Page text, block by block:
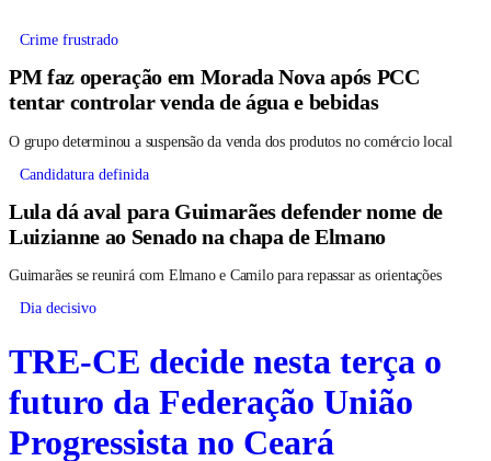
Crime frustrado
PM faz operação em Morada Nova após PCC
tentar controlar venda de água e bebidas
O grupo determinou a suspensão da venda dos produtos no comércio local
Candidatura definida
Lula dá aval para Guimarães defender nome de
Luizianne ao Senado na chapa de Elmano
Guimarães se reunirá com Elmano e Camilo para repassar as orientações
Dia decisivo
TRE-CE decide nesta terça o
futuro da Federação União
Progressista no Ceará